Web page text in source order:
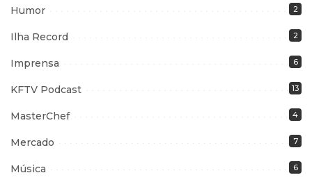
Humor 2
Ilha Record 2
Imprensa 6
KFTV Podcast 13
MasterChef 4
Mercado 7
Música 6